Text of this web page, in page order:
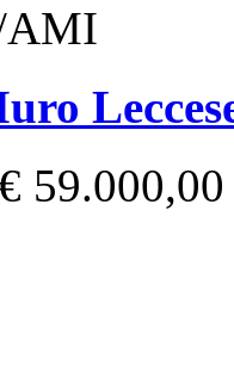
AMI
59.000,00